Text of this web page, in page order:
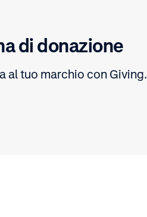
di donazione
al tuo marchio con Giving.